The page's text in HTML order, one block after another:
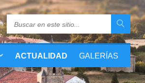
ACTUALIDAD GALERÍAS